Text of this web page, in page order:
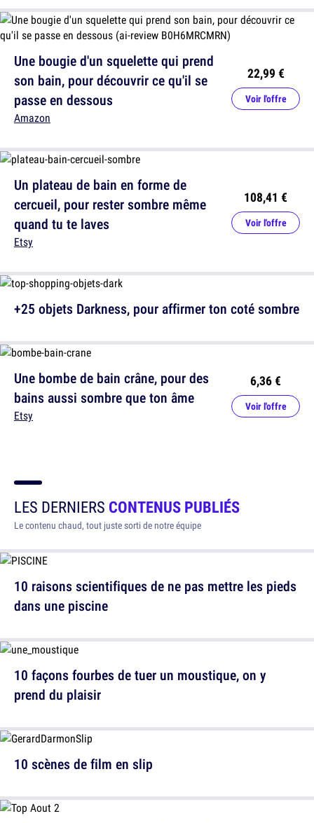
Une bougie d'un squelette qui prend
son bain, pour découvrir ce qu'il se
passe en dessous
Amazon
22,99 €
Voir l'offre
+25 objets Darkness, pour affirmer ton coté sombre
Un plateau de bain en forme de
cercueil, pour rester sombre même
quand tu te laves
Etsy
108,41 €
Voir l'offre
Une bombe de bain crâne, pour des
bains aussi sombre que ton âme
Etsy
6,36 €
Voir l'offre
LES DERNIERS CONTENUS PUBLIÉS
Le contenu chaud, tout juste sorti de notre équipe
10 raisons scientifiques de ne pas mettre les pieds
dans une piscine
10 scènes de film en slip
10 façons fourbes de tuer un moustique, on y
prend du plaisir